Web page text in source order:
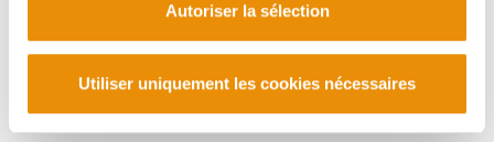
Autoriser la sélection
Utiliser uniquement les cookies nécessaires